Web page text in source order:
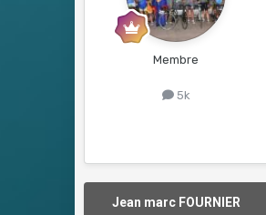
Membre
5k
Jean marc FOURNIER